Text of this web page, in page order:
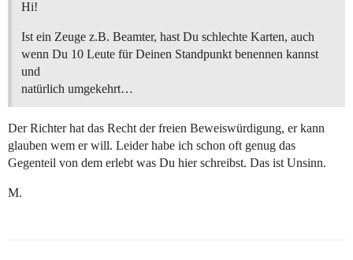
Hi!
Ist ein Zeuge z.B. Beamter, hast Du schlechte Karten, auch
wenn Du 10 Leute für Deinen Standpunkt benennen kannst
und
natürlich umgekehrt…
Der Richter hat das Recht der freien Beweiswürdigung, er kann
glauben wem er will. Leider habe ich schon oft genug das
Gegenteil von dem erlebt was Du hier schreibst. Das ist Unsinn.
M.